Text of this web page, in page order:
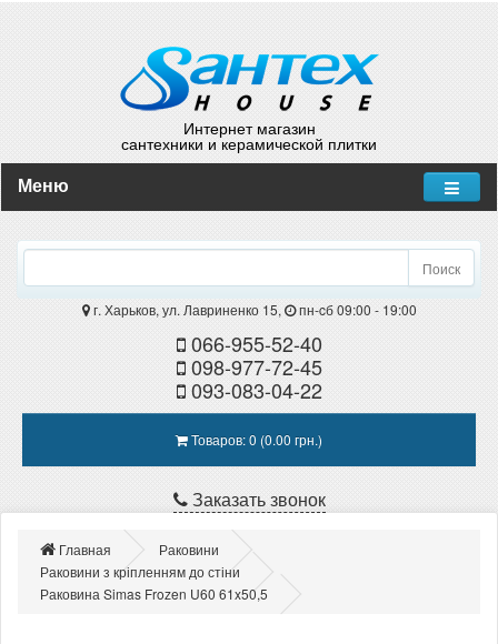
Интернет магазин
сантехники и керамической плитки
Меню
Поиск
г. Харьков, ул. Лавриненко 15, пн-cб 09:00 - 19:00
066-955-52-40
098-977-72-45
093-083-04-22
Товаров: 0 (0.00 грн.)
Заказать звонок
Главная
Раковини
Раковини з кріпленням до стіни
Раковина Simas Frozen U60 61x50,5